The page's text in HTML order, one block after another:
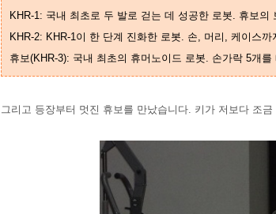
KHR-1: 국내 최초로 두 발로 걷는 데 성공한 로봇. 휴보
KHR-2: KHR-1이 한 단계 진화한 로봇. 손, 머리, 케이스까
휴보(KHR-3): 국내 최초의 휴머노이드 로봇. 손가락 5개
그리고 등장부터 멋진 휴보를 만났습니다. 키가 저보다 조금